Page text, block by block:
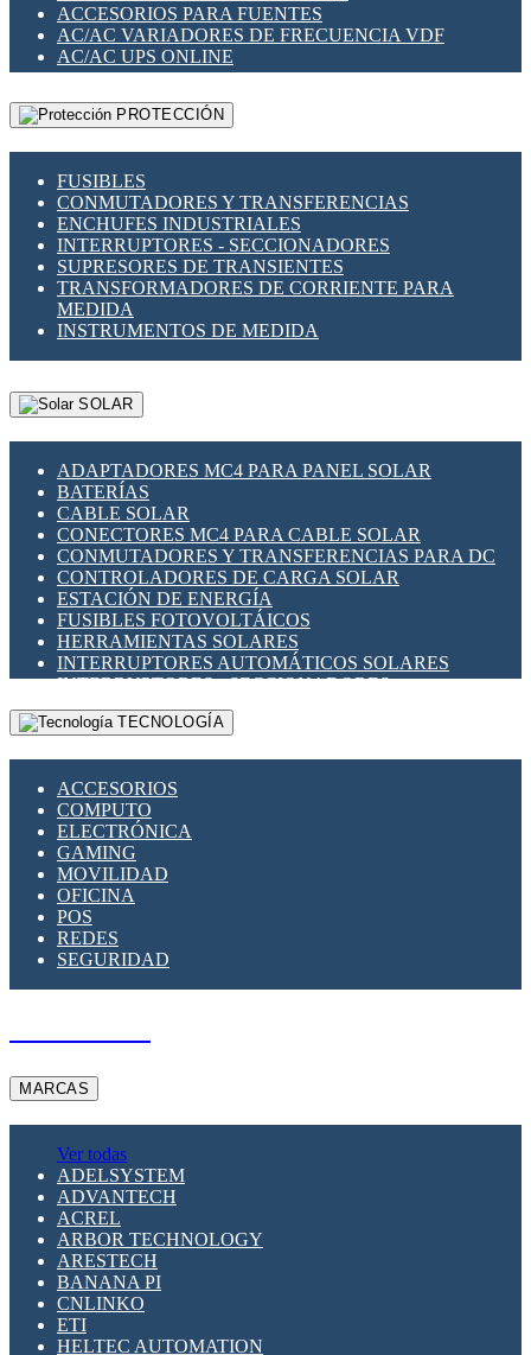
TELEFONÍA IP (VOIP)
VIGILANCIA IP (CCTV)
MESHTASTIC
ACCESORIOS PARA FUENTES
AC/AC VARIADORES DE FRECUENCIA VDF
AC/AC UPS ONLINE
PROTECCIÓN
FUSIBLES
CONMUTADORES Y TRANSFERENCIAS
ENCHUFES INDUSTRIALES
INTERRUPTORES - SECCIONADORES
SUPRESORES DE TRANSIENTES
TRANSFORMADORES DE CORRIENTE PARA
MEDIDA
INSTRUMENTOS DE MEDIDA
SOLAR
ADAPTADORES MC4 PARA PANEL SOLAR
BATERÍAS
CABLE SOLAR
CONECTORES MC4 PARA CABLE SOLAR
CONMUTADORES Y TRANSFERENCIAS PARA DC
CONTROLADORES DE CARGA SOLAR
ESTACIÓN DE ENERGÍA
FUSIBLES FOTOVOLTÁICOS
HERRAMIENTAS SOLARES
INTERRUPTORES AUTOMÁTICOS SOLARES
INTERRUPTORES - SECCIONADORES
FOTOVOLTÁICOS
MONTAJE PANEL SOLAR
SUPRESOR DE TRANSIENTES SPDS PARA
APLICACIONES FOTOVOLTAICAS
TECNOLOGÍA
ACCESORIOS
COMPUTO
ELECTRÓNICA
GAMING
MOVILIDAD
OFICINA
POS
REDES
SEGURIDAD
MARCAS
Ver todas
ADELSYSTEM
ADVANTECH
ACREL
ARBOR TECHNOLOGY
ARESTECH
BANANA PI
CNLINKO
ETI
HELTEC AUTOMATION